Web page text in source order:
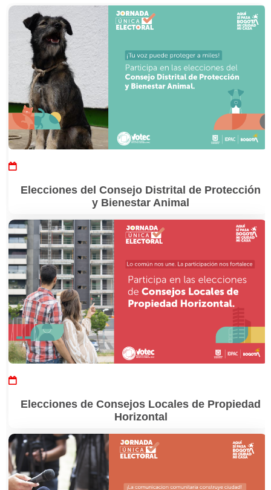
Elecciones del Consejo Distrital de Protección
y Bienestar Animal
Elecciones de Consejos Locales de Propiedad
Horizontal
Paginación